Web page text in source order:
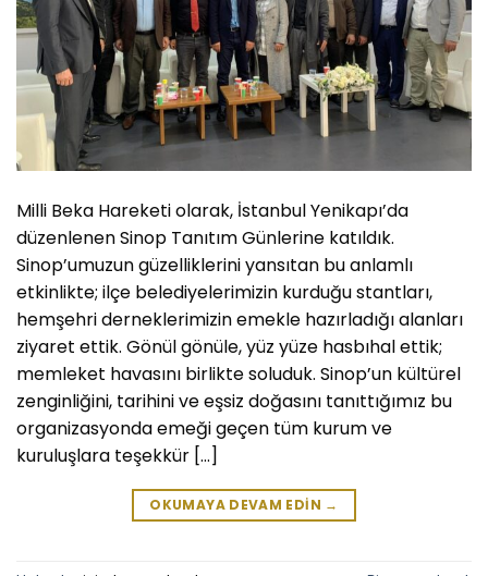
Milli Beka Hareketi olarak, İstanbul Yenikapı’da
düzenlenen Sinop Tanıtım Günlerine katıldık.
Sinop’umuzun güzelliklerini yansıtan bu anlamlı
etkinlikte; ilçe belediyelerimizin kurduğu stantları,
hemşehri derneklerimizin emekle hazırladığı alanları
ziyaret ettik. Gönül gönüle, yüz yüze hasbıhal ettik;
memleket havasını birlikte soluduk. Sinop’un kültürel
zenginliğini, tarihini ve eşsiz doğasını tanıttığımız bu
organizasyonda emeği geçen tüm kurum ve
kuruluşlara teşekkür […]
OKUMAYA DEVAM EDIN →